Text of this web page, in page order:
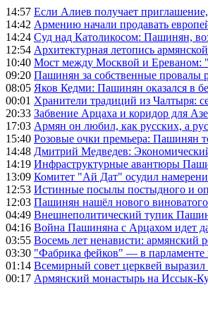
14:57 Если Алиев получает
14:42 Армению начали продавать
14:24 Суд над Католикосом: Пашинян,
12:54 Архитектурная летопись
10:40 Мост между Москвой и Ереваном:
09:20 Пашинян за собственные провалы
08:05 Яков Кедми: Пашинян оказался в
00:01 Хранители традиций из Чалтыря:
20:33 Забвение Арцаха и коридор для
17:03 Армян он любил, как русских, а
15:40 Розовые очки премьера: Пашинян
14:48 Дмитрий Медведев:
14:19 Инфраструктурные авантюры
13:09 Комитет "Ай Дат" осудил
12:53 Истинные посылы постыдного и
12:03 Пашинян нашёл нового
04:49 Внешнеполитический тупик
04:16 Война Пашиняна с Арцахом идет
03:55 Восемь лет ненависти: армянский
03:30 "Фабрика фейков" — в
01:14 Всемирный совет церквей
00:17 Армянский монастырь на Иссык-